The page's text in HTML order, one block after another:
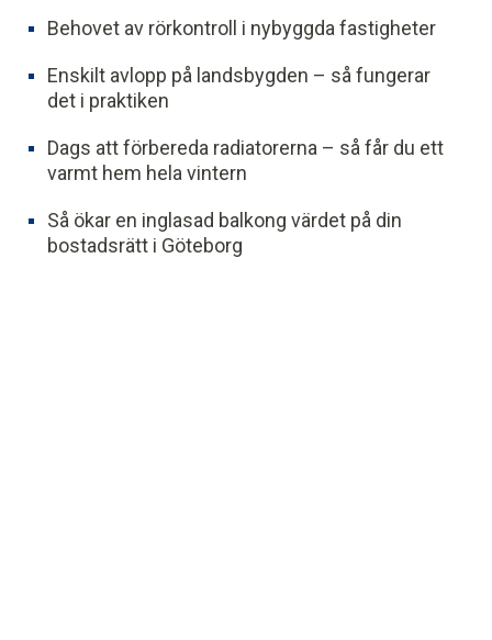
Behovet av rörkontroll i nybyggda fastigheter
Enskilt avlopp på landsbygden – så fungerar
det i praktiken
Dags att förbereda radiatorerna – så får du ett
varmt hem hela vintern
Så ökar en inglasad balkong värdet på din
bostadsrätt i Göteborg